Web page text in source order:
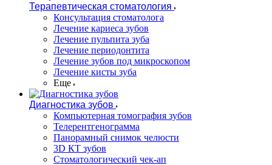
Терапевтическая стоматология
Консультация стоматолога
Лечение кариеса зубов
Лечение пульпита зуба
Лечение периодонтита
Лечение зубов под микроскопом
Лечение кисты зуба
Еще
Диагностика зубов
Компьютерная томография зубов
Телерентгенограмма
Панорамный снимок челюсти
3D КТ зубов
Стоматологический чек-ап